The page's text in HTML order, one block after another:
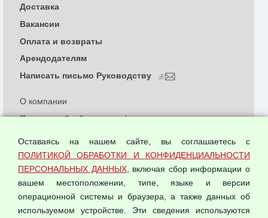
О компании
Политика обработки и конфиденциальности
Согласием на обработку персональных данных
Оферта оптовой купли-продажи
Публичная оферта
Доставка
Вакансии
Оплата и возвраты
Арендодателям
Написать письмо Руководству
Оставаясь на нашем сайте, вы соглашаетесь с
ПОЛИТИКОЙ ОБРАБОТКИ И КОНФИДЕНЦИАЛЬНОСТИ
ПЕРСОНАЛЬНЫХ ДАННЫХ, включая сбор информации о
вашем местоположении, типе, языке и версии
операционной системы и браузера, а также данных об
используемом устройстве. Эти сведения используются